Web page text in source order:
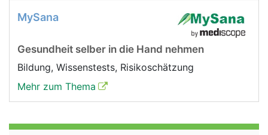
MySana
Gesundheit selber in die Hand nehmen
Bildung, Wissenstests, Risikoschätzung
Mehr zum Thema